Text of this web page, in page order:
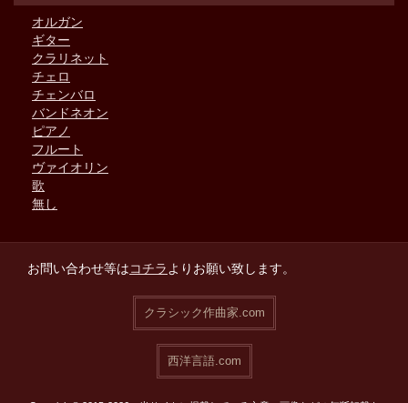
オルガン
ギター
クラリネット
チェロ
チェンバロ
バンドネオン
ピアノ
フルート
ヴァイオリン
歌
無し
お問い合わせ等はコチラよりお願い致します。
クラシック作曲家.com
西洋言語.com